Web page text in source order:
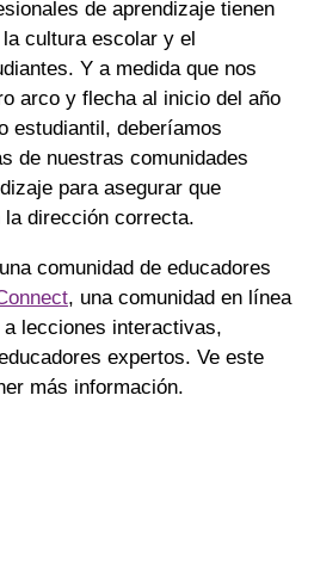
de aprendizaje tienen
cultura escolar y el
Y a medida que nos
arco y flecha al inicio del año
estudiantil, deberíamos
de nuestras comunidades
para asegurar que
dirección correcta.
comunidad de educadores
, una comunidad en línea
lecciones interactivas,
expertos. Ve este
más información.